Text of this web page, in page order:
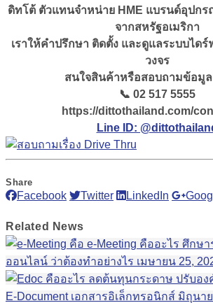
ดิทโต้ ตัวแทนจำหน่าย HME แบรนด์อุปก
จากสหรัฐอเมริกา
เราให้คำปรึกษา ติดตั้ง และดูแลระบบได
วงจร
สนใจสินค้าหรือสอบถามข้อมูล
📞 02 517 5555
https://dittothailand.com/
Line ID:
Share
Facebook Twitter LinkedIn
Related
News
e-Meeting คืออะไร ศึกษ
ออนไลน์ ว่าต้องทำอย่างไร เมษายน 25,
ลดต้นทุนกระดาษ ปรับอง
E-Document เอกสารอิเล็กทรอนิกส์ มิถุนา